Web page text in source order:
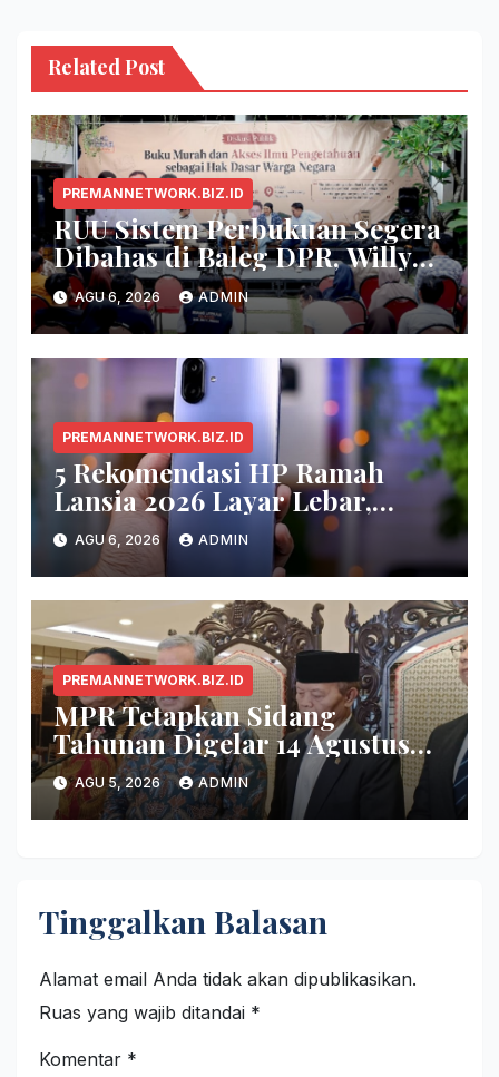
Related Post
PREMANNETWORK.BIZ.ID
RUU Sistem Perbukuan Segera
Dibahas di Baleg DPR, Willy
Aditya: Buku Itu Makanan
Otak
AGU 6, 2026 ADMIN
PREMANNETWORK.BIZ.ID
5 Rekomendasi HP Ramah
Lansia 2026 Layar Lebar,
Menu Simpel, dan Baterai
Awet
AGU 6, 2026 ADMIN
PREMANNETWORK.BIZ.ID
MPR Tetapkan Sidang
Tahunan Digelar 14 Agustus
2026
AGU 5, 2026 ADMIN
Tinggalkan Balasan
Alamat email Anda tidak akan dipublikasikan.
Ruas yang wajib ditandai *
Komentar *